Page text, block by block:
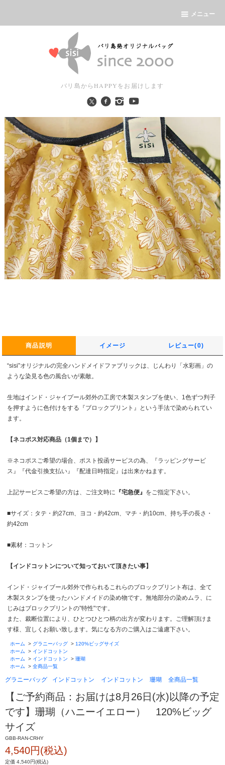
メニュー
バリ島からHAPPYをお届けします
商品説明 イメージ レビュー(0)
“sisi”オリジナルの完全ハンドメイドファブリックは、じんわり「水彩画」の
ような染見る色の風合いが素敵。
生地はインド・ジャイプール郊外の工房で木製スタンプを使い、1色ずつ判子
を押すように色付けをする『ブロックプリント』という手法で染められてい
ます。
【ネコポス対応商品（1個まで）】
※ネコポスご希望の場合、ポスト投函サービスの為、『ラッピングサービ
ス』『代金引換支払い』『配達日時指定』は出来かねます。
上記サービスご希望の方は、ご注文時に 『宅急便』 をご指定下さい。
■サイズ：タテ・約27cm、ヨコ・約42cm、マチ・約10cm、持ち手の長さ・
約42cm
■素材：コットン
【インドコットンについて知っておいて頂きたい事】
インド・ジャイブール郊外で作られるこれらのブロックプリント布は、全て
木製スタンプを使ったハンドメイドの染め物です。無地部分の染めムラ、に
じみはブロックプリントの"特性"です。
また、裁断位置により、ひとつひとつ柄の出方が変わります。ご理解頂けま
す様、宜しくお願い致します。気になる方のご購入はご遠慮下さい。
ホーム > グラニーバッグ > 120%ビッグサイズ
ホーム
> インドコットン
ホーム
> インドコットン > 珊瑚
ホーム
> 全商品一覧
グラニーバッグ インドコットン インドコットン 珊瑚 全商品一覧
【ご予約商品：お届けは8月26日(水)以降の予定
です】珊瑚（ハニーイエロー） 120%ビッグ
サイズ
GBB-RAN-CRHY
4,540円(税込)
定価 4,540円(税込)